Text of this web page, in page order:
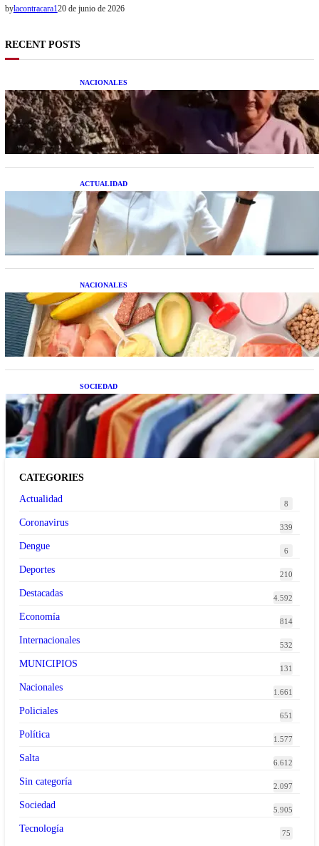
bylacontracara120 de junio de 2026
RECENT POSTS
NACIONALES
Una mujer asegura haber peleado con un
extraterrestre cuerpo a cuerpo
ACTUALIDAD
La startup creada por una salteña que busca
resolver el estrés financiero en Latinoamérica
NACIONALES
Nutrición inteligente: Cinco superalimentos de
temporada que deberías sumar a tu dieta este mes
SOCIEDAD
Las grandes marcas globales se suman a la
tendencia de la ropa de segunda mano premium
CATEGORIES
Actualidad
8
Coronavirus 339
Dengue 6
Deportes 210
Destacadas 4.592
Economía 814
Internacionales 532
MUNICIPIOS 131
Nacionales 1.661
Policiales 651
Política 1.577
Salta 6.612
Sin categoría 2.097
Sociedad 5.905
Tecnología 75